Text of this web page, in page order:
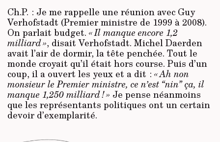
Ch.P. : Je me rappelle une réunion avec Guy
Verhofstadt (Premier ministre de 1999 à 2008).
On parlait budget. « Il manque encore 1,2
milliard », disait Verhofstadt. Michel Daerden
avait l’air de dormir, la tête penchée. Tout le
monde croyait qu’il était hors course. Puis d’un
coup, il a ouvert les yeux et a dit : « Ah non
monsieur le Premier ministre, ce n’est “nin” ça, il
manque 1,250 milliard ! » Je pense néanmoins
que les représentants politiques ont un certain
devoir d’exemplarité.